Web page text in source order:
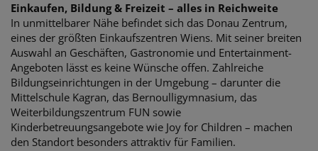
Einkaufen, Bildung & Freizeit – alles in Reichweite
In unmittelbarer Nähe befindet sich das Donau Zentrum,
eines der größten Einkaufszentren Wiens. Mit seiner breiten
Auswahl an Geschäften, Gastronomie und Entertainment-
Angeboten lässt es keine Wünsche offen. Zahlreiche
Bildungseinrichtungen in der Umgebung – darunter die
Mittelschule Kagran, das Bernoulligymnasium, das
Weiterbildungszentrum FUN sowie
Kinderbetreuungsangebote wie Joy for Children – machen
den Standort besonders attraktiv für Familien.